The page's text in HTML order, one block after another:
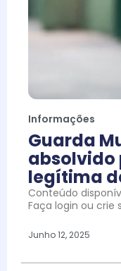
Informações
Guarda
absolvido
legítima
Conteúdo
Faça login ou crie
Junho 12, 2025